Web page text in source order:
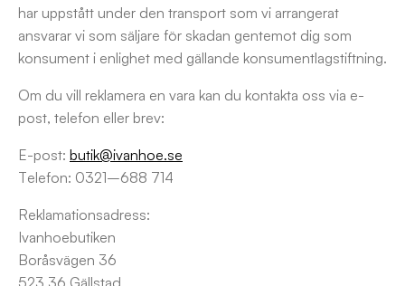
har uppstått under den transport som vi arrangerat
ansvarar vi som säljare för skadan gentemot dig som
konsument i enlighet med gällande konsumentlagstiftning.
Om du vill reklamera en vara kan du kontakta oss via e-
post, telefon eller brev:
E-post: butik@ivanhoe.se
Telefon: 0321–688 714
Reklamationsadress:
Ivanhoebutiken
Boråsvägen 36
523 36 Gällstad